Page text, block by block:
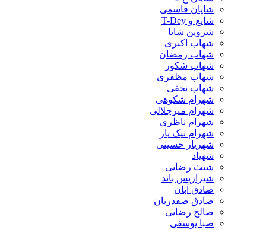
شایان قاسمی
شایع و T-Dey
شروین شایا
شهاب اکبری
شهاب رمضان
شهاب شکور
شهاب مظفری
شهاب نجفی
شهرام شکوهی
شهرام میرجلالی
شهرام ناظری
شهرام نیک یار
شهریار حسینی
شهیاد
شیث رضایی
شیرازیس باند
صادق آبان
صادق صفدریان
صالح رضایی
صبا یوسفی